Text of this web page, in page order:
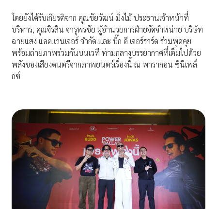
โดยยังได้รับเกียรติจาก คุณชัยวัฒน์ มิ่งไม้ ประธานเจ้าหน้าที่
บริหาร, คุณจิรสิน จารุพรชัย ผู้อำนวยการฝ่ายจัดจำหน่าย บริษัท
ฉายแสง แอด.เวนเจอร์ จำกัด และ บิ๊ก ดี เจอร์ราร์ด ร่วมพูดคุย
พร้อมถ่ายภาพร่วมกันบนเวที ท่ามกลางบรรยากาศที่เต็มไปด้วย
พลังของเสียงดนตรีจากภาพยนตร์เรื่องนี้ ณ พารากอน ซีนีเพล็
กซ์